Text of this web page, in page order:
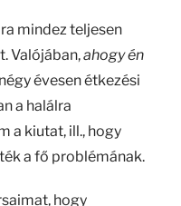
mindez teljesen
Valójában,ahogy én
évesen étkezési
a halálra
a kiutat, ill., hogy
a fő problémának.
hogy